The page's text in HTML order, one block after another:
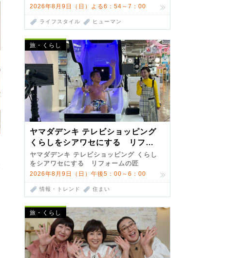
2026年8月9日（日）よる6：54～7：00
ライフスタイル ヒューマン
旅・くらし
ヤマダデンキ テレビショッピング
くらしをシアワセにする リフォ
ームの匠 第7弾
ヤマダデンキ テレビショッピング くらし
をシアワセにする リフォームの匠
2026年8月9日（日）午後5：00～6：00
情報・トレンド 住まい
旅・くらし